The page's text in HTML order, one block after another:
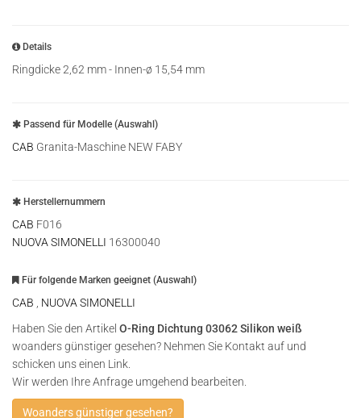
Details
Ringdicke 2,62 mm - Innen-ø 15,54 mm
Passend für Modelle (Auswahl)
CAB Granita-Maschine NEW FABY
Herstellernummern
CAB F016
NUOVA SIMONELLI 16300040
Für folgende Marken geeignet (Auswahl)
CAB
NUOVA SIMONELLI
Haben Sie den Artikel O-Ring Dichtung 03062 Silikon weiß
woanders günstiger gesehen? Nehmen Sie Kontakt auf und
schicken uns einen Link.
Wir werden Ihre Anfrage umgehend bearbeiten.
Woanders günstiger gesehen?